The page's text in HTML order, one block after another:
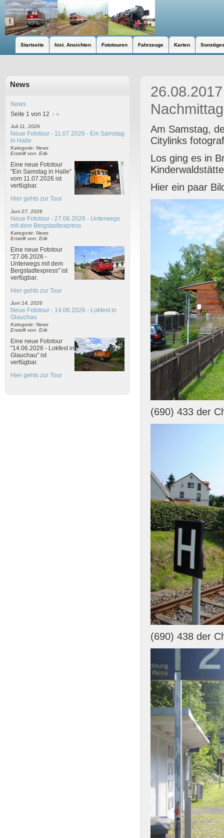
Startseite hist. Ansichten Fototouren Fahrzeuge Karten
News
News
Seite 1 von 12 › »
Juli 11, 2026
Neue Fototour - 11.07.2026 - Ein Samstag
in Halle
Kategorie: News
Erstellt von: Erik
Eine neue Fototour
"Ein Samstag in Halle"
vom 11.07.2026 ist
verfügbar.
Hier gehts zur Tour
Juni 27, 2026
Neue Fototour - 27.06.2026 - Unterwegs
mit dem Bergstadtexpress
Kategorie: News
Erstellt von: Erik
Eine neue Fototour
"27.06.2026 -
Unterwegs mit dem
Bergstadtexpress" ist
verfügbar.
Hier gehts zur Tour
Juni 14, 2026
Neue Fototour - 14.06.2026 - Lokfest in
Glauchau
Kategorie: News
Erstellt von: Erik
Eine neue Fototour
"14.06.2026 - Lokfest in
Glauchau" ist
verfügbar.
Hier gehts zur Tour
Nachmittag
Am Samstag,
Citylinks
Los ging es in
Hier ein paar
(690) 433 der
(690) 438 der